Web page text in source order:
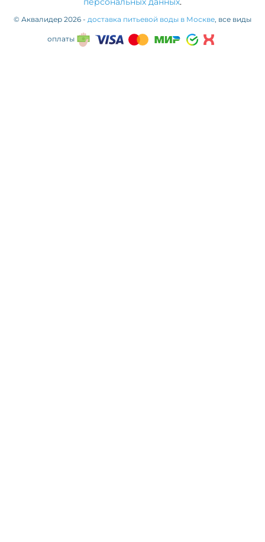
© Аквалидер 2026 - доставка питьевой воды в Москве, все виды
оплаты